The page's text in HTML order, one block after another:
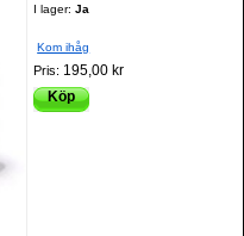
I lager: Ja
Kom ihåg
Pris: 195,00 kr
Köp